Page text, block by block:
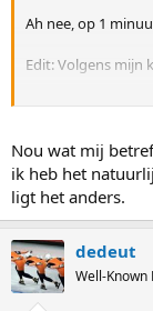
Ah nee, op 1
Edit: Volgens mijn
Edit2: Naja, kijk
Nou wat mij
ik heb het
ligt het anders.
dedeut
Well-